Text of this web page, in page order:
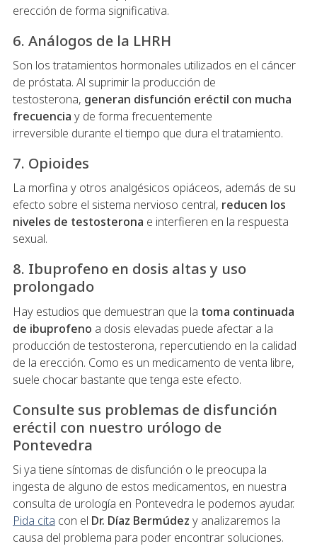
erección de forma significativa.
6. Análogos de la LHRH
Son los tratamientos hormonales utilizados en el cáncer
de próstata. Al suprimir la producción de
testosterona, generan disfunción eréctil con mucha
frecuencia y de forma frecuentemente
irreversible durante el tiempo que dura el tratamiento.
7. Opioides
La morfina y otros analgésicos opiáceos, además de su
efecto sobre el sistema nervioso central, reducen los
niveles de testosterona e interfieren en la respuesta
sexual.
8. Ibuprofeno en dosis altas y uso
prolongado
Hay estudios que demuestran que la toma continuada
de ibuprofeno a dosis elevadas puede afectar a la
producción de testosterona, repercutiendo en la calidad
de la erección. Como es un medicamento de venta libre,
suele chocar bastante que tenga este efecto.
Consulte sus problemas de disfunción
eréctil con nuestro urólogo de
Pontevedra
Si ya tiene síntomas de disfunción o le preocupa la
ingesta de alguno de estos medicamentos, en nuestra
consulta de urología en Pontevedra le podemos ayudar.
Pida cita con el Dr. Díaz Bermúdez y analizaremos la
causa del problema para poder encontrar soluciones.